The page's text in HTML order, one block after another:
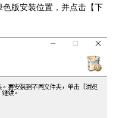
版安装位置，并点击【下